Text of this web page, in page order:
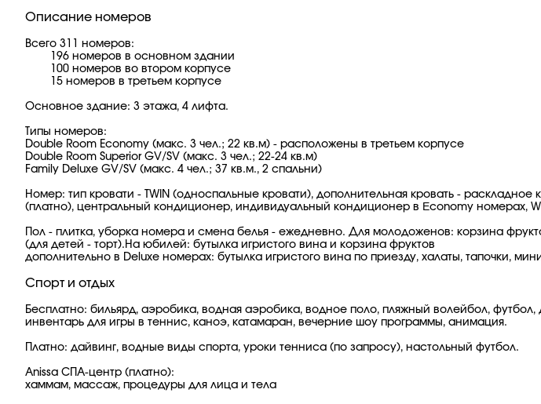
Описание номеров
Всего 311 номеров:
196 номеров в основном здании
100 номеров во втором корпусе
15 номеров в третьем корпусе
Основное здание: 3 этажа, 4 лифта.
Типы номеров:
Double Room Economy (макс. 3 чел.; 22 кв.м) - расположены в третьем корпусе
Double Room Superior GV/SV (макс. 3 чел.; 22-24 кв.м)
Family Deluxe GV/SV (макс. 4 чел.; 37 кв.м., 2 спальни)
Номер: тип кровати - TWIN (односпальные кровати), дополнительная кровать -
(платно), центральный кондиционер, индивидуальный кондиционер в Εconomy номерах,
Пол - плитка, уборка номера и cмена белья - ежедневно. Для молодоженов: корзина
(для детей - торт).На юбилей: бутылка игристого вина и корзина фруктов
дополнительно в Deluxe номерах: бутылка игристого вина по приезду, халаты, тапочки,
Спорт и отдых
Бесплатно: бильярд, аэробика, водная аэробика, водное поло, пляжный волейбол,
инвентарь для игры в теннис, каноэ, катамаран, вечерние шоу программы, анимация.
Платно: дайвинг, водные виды спорта, уроки тенниса (по запросу), настольный футбол.
Anissa СПА-центр (платно):
хаммам, массаж, процедуры для лица и тела